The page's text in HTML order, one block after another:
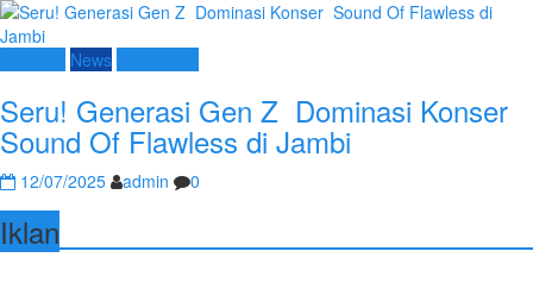
News
Seru! Generasi Gen Z Dominasi Konser
Sound Of Flawless di Jambi
12/07/2025 admin 0
Iklan